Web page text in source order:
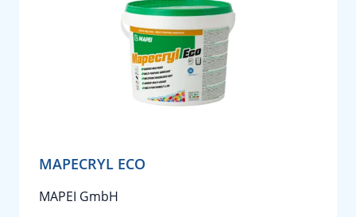
MAPECRYL ECO
MAPEI GmbH